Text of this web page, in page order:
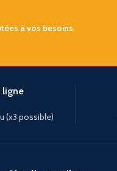
à vos besoins.
ligne
(x3 possible)